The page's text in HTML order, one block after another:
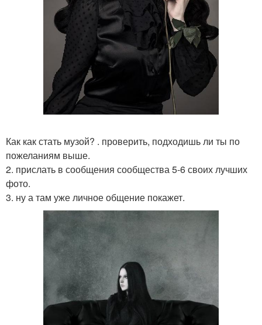
Как как стать музой? . проверить, подходишь ли ты по
пожеланиям выше.
2. прислать в сообщения сообщества 5-6 своих лучших
фото.
3. ну а там уже личное общение покажет.